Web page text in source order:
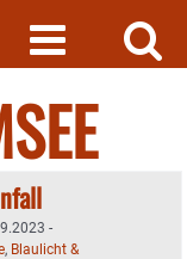
-
, Blaulicht &